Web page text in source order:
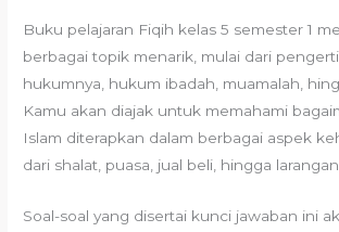
Buku pelajaran Fiqih kelas 5 semester 1
berbagai topik menarik, mulai dari
hukumnya, hukum ibadah, muamalah,
Kamu akan diajak untuk memahami
Islam diterapkan dalam berbagai aspek
dari shalat, puasa, jual beli, hingga
Soal-soal yang disertai kunci jawaban ini